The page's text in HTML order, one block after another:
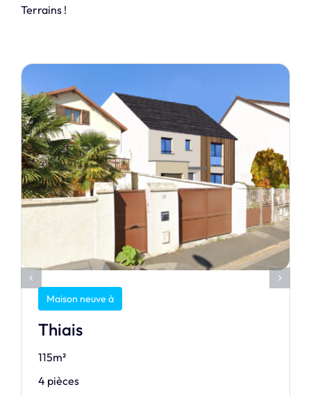
Terrains !
Maison neuve à
Thiais
115m²
4 pièces